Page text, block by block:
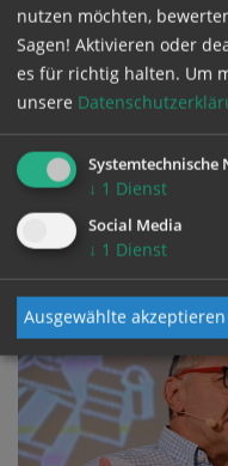
"Wasserwerk finanziert
06.07.2026 20:43
Caritas-Österreich-
Kathpress-Gespräch über
FOTO
nutzen möchten,
Sagen! Aktivieren oder
es für richtig halten. Um
unsere
Systemtechnische
↓ 1 Dienst
Social Media
↓ 1 Dienst
Ausgewählte akzeptieren